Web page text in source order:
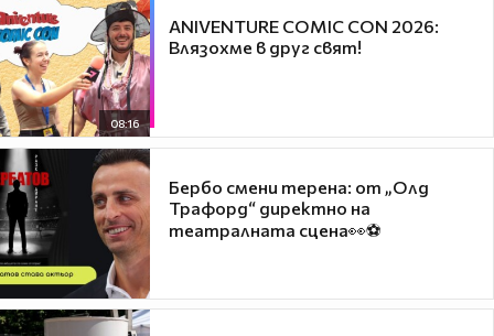
08:16
ANIVENTURE COMIC CON 2026:
Влязохме в друг свят!
Бербо смени терена: от „Олд
Трафорд“ директно на
театралната сцена👀⚽